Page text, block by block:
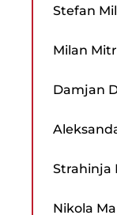
Stefan
Milan
Damjan
Strahinja
Nikola